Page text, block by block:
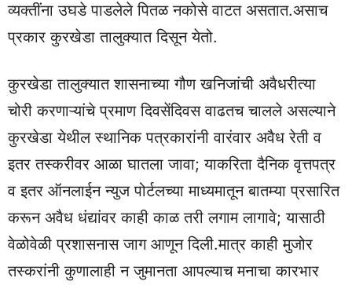
व्यक्तींना उघडे पाडलेले पितळ नकोसे वाटत असतात.असाच
प्रकार कुरखेडा तालुक्यात दिसून येतो.
कुरखेडा तालुक्यात शासनाच्या गौण खनिजांची अवैधरीत्या
चोरी करणाऱ्यांचे प्रमाण दिवसेंदिवस वाढतच चालले असल्याने
कुरखेडा येथील स्थानिक पत्रकारांनी वारंवार अवैध रेती व
इतर तस्करीवर आळा घातला जावा; याकरिता दैनिक वृत्तपत्र
व इतर ऑनलाईन न्युज पोर्टलच्या माध्यमातून बातम्या प्रसारित
करून अवैध धंद्यांवर काही काळ तरी लगाम लागावे; यासाठी
वेळोवेळी प्रशासनास जाग आणून दिली.मात्र काही मुजोर
तस्करांनी कुणालाही न जुमानता आपल्याच मनाचा कारभार